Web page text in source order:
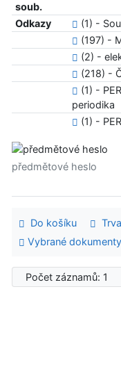
soub.
Odkazy
(1) -
(197) -
(2) -
(218) -
(1) -
periodika
(1) -
předmětové heslo
Do košíku
Vybrané dokumenty
Počet záznamů: 1